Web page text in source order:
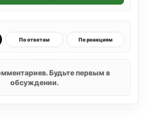
По ответам По реакциям
Будьте первым в
обсуждении.